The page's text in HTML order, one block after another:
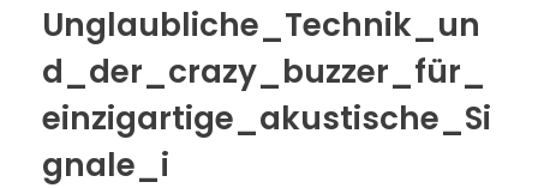
Unglaubliche_Technik_un
d_der_crazy_buzzer_für_
einzigartige_akustische_Si
gnale_i